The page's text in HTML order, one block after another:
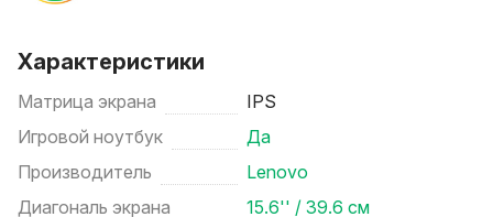
Характеристики
Матрица экрана
IPS
Игровой ноутбук
Да
Производитель
Lenovo
Диагональ экрана
15.6'' / 39.6 см